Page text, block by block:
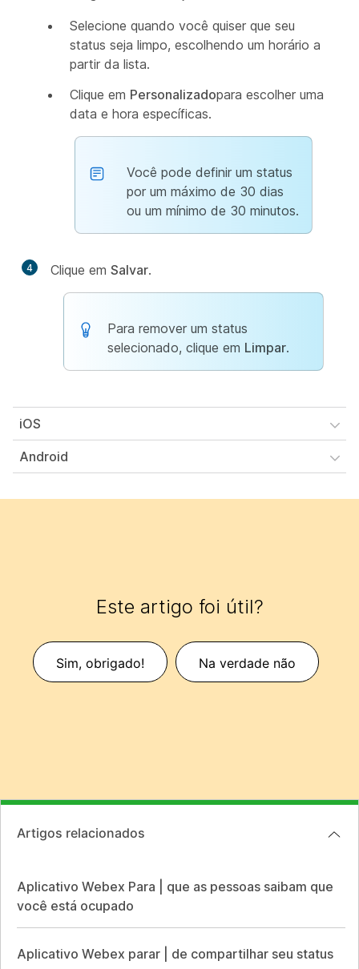
Selecione quando você quiser que seu
status seja limpo, escolhendo um horário a
partir da lista.
Clique em Personalizadopara escolher uma
data e hora específicas.
Você pode definir um status
por um máximo de 30 dias
ou um mínimo de 30 minutos.
4 Clique em Salvar.
Para remover um status
selecionado, clique em Limpar.
iOS
Android
Este artigo foi útil?
Sim, obrigado! Na verdade não
Artigos relacionados
Aplicativo Webex Para | que as pessoas saibam que
você está ocupado
Aplicativo Webex parar | de compartilhar seu status